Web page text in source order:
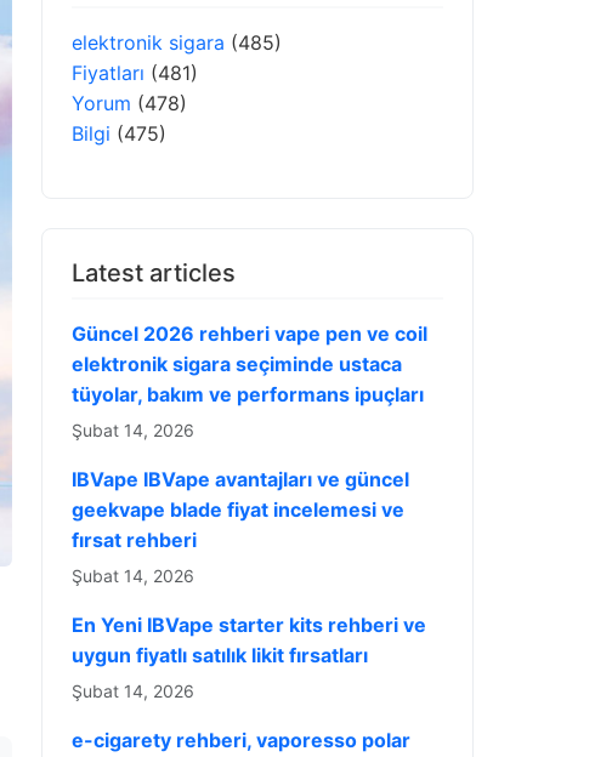
elektronik sigara (485)
Fiyatları (481)
Yorum (478)
Bilgi (475)
Latest articles
Güncel 2026 rehberi vape pen ve coil
elektronik sigara seçiminde ustaca
tüyolar, bakım ve performans ipuçları
Şubat 14, 2026
IBVape IBVape avantajları ve güncel
geekvape blade fiyat incelemesi ve
fırsat rehberi
Şubat 14, 2026
En Yeni IBVape starter kits rehberi ve
uygun fiyatlı satılık likit fırsatları
Şubat 14, 2026
e-cigarety rehberi, vaporesso polar